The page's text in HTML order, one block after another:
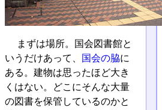
まずは場所。国会図書館と
いうだけあって、
国会の脇に
ある。建物は思ったほど大き
くはない。どこにそんな大量
の図書を保管しているのかと